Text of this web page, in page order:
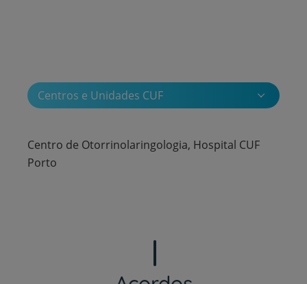
Centros e Unidades CUF
Centro de Otorrinolaringologia, Hospital CUF
Porto